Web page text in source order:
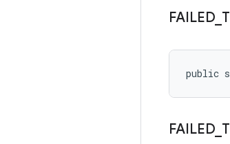
FAILED
public
FAILED